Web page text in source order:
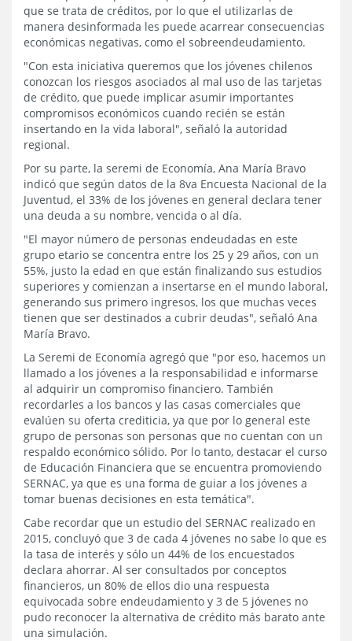
que se trata de créditos, por lo que el utilizarlas de
manera desinformada les puede acarrear consecuencias
económicas negativas, como el sobreendeudamiento.
"Con esta iniciativa queremos que los jóvenes chilenos
conozcan los riesgos asociados al mal uso de las tarjetas
de crédito, que puede implicar asumir importantes
compromisos económicos cuando recién se están
insertando en la vida laboral", señaló la autoridad
regional.
Por su parte, la seremi de Economía, Ana María Bravo
indicó que según datos de la 8va Encuesta Nacional de la
Juventud, el 33% de los jóvenes en general declara tener
una deuda a su nombre, vencida o al día.
"El mayor número de personas endeudadas en este
grupo etario se concentra entre los 25 y 29 años, con un
55%, justo la edad en que están finalizando sus estudios
superiores y comienzan a insertarse en el mundo laboral,
generando sus primero ingresos, los que muchas veces
tienen que ser destinados a cubrir deudas", señaló Ana
María Bravo.
La Seremi de Economía agregó que "por eso, hacemos un
llamado a los jóvenes a la responsabilidad e informarse
al adquirir un compromiso financiero. También
recordarles a los bancos y las casas comerciales que
evalúen su oferta crediticia, ya que por lo general este
grupo de personas son personas que no cuentan con un
respaldo económico sólido. Por lo tanto, destacar el curso
de Educación Financiera que se encuentra promoviendo
SERNAC, ya que es una forma de guiar a los jóvenes a
tomar buenas decisiones en esta temática".
Cabe recordar que un estudio del SERNAC realizado en
2015, concluyó que 3 de cada 4 jóvenes no sabe lo que es
la tasa de interés y sólo un 44% de los encuestados
declara ahorrar. Al ser consultados por conceptos
financieros, un 80% de ellos dio una respuesta
equivocada sobre endeudamiento y 3 de 5 jóvenes no
pudo reconocer la alternativa de crédito más barato ante
una simulación.